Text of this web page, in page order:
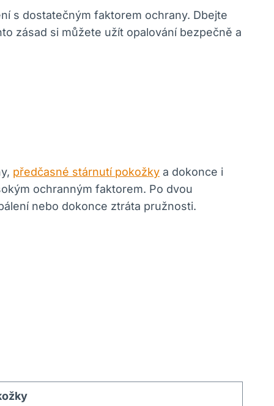
s dostatečným faktorem ochrany. Dbejte
zásad si můžete užít opalování bezpečně a
předčasné stárnutí pokožky a dokonce i
ochranným faktorem. Po dvou
nebo dokonce ztráta pružnosti.